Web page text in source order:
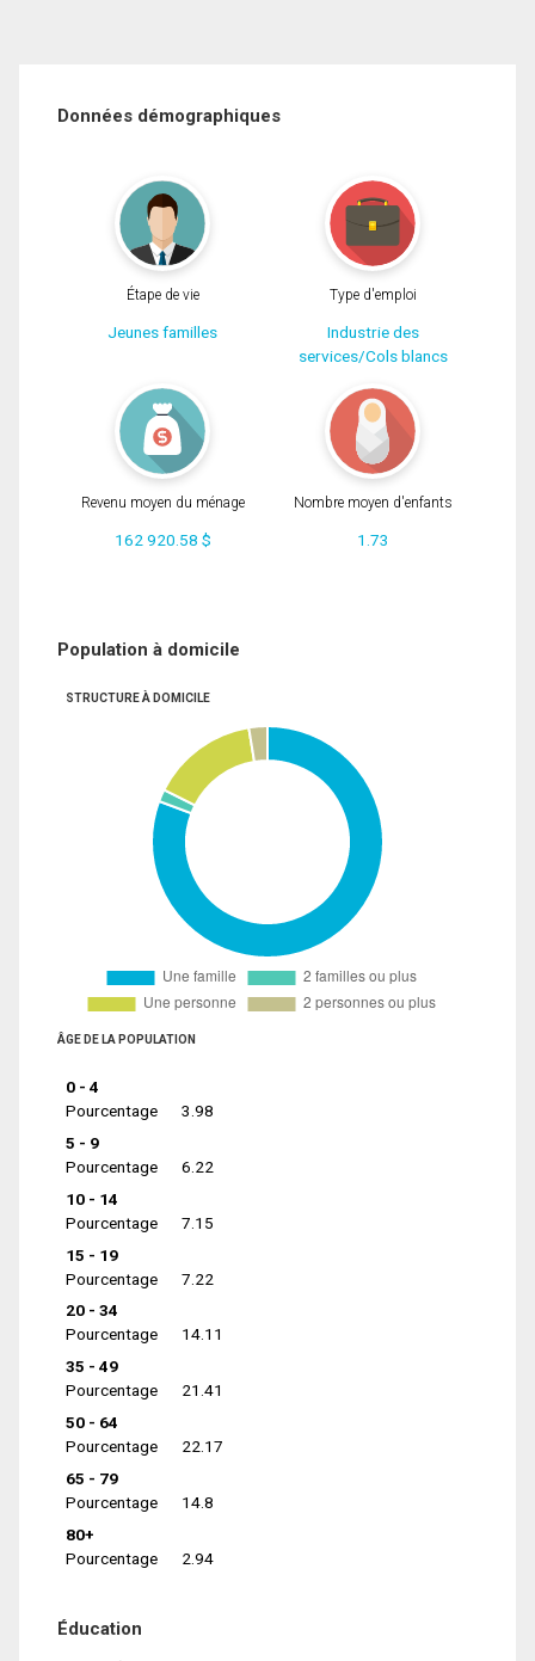
Données démographiques
Étape de vie
Jeunes familles
Type d'emploi
Industrie des
services/Cols blancs
Revenu moyen du ménage
162 920.58 $
Nombre moyen d'enfants
1.73
Population à domicile
STRUCTURE À DOMICILE
ÂGE DE LA POPULATION
0 - 4
Pourcentage
3.98
5 - 9
Pourcentage
6.22
10 - 14
Pourcentage
7.15
15 - 19
Pourcentage
7.22
20 - 34
Pourcentage
14.11
35 - 49
Pourcentage
21.41
50 - 64
Pourcentage
22.17
65 - 79
Pourcentage
14.8
80+
Pourcentage
2.94
Éducation